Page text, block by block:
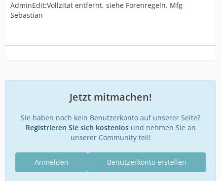
AdminEdit:Vollzitat entfernt, siehe Forenregeln. Mfg
Sebastian
Jetzt mitmachen!
Sie haben noch kein Benutzerkonto auf unserer Seite?
Registrieren Sie sich kostenlosund nehmen Sie an
unserer Community teil!
Benutzerkonto erstellen
Anmelden